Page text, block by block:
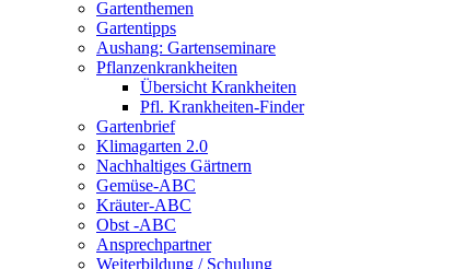
Gartenthemen
Gartentipps
Aushang: Gartenseminare
Pflanzenkrankheiten
Übersicht Krankheiten
Pfl. Krankheiten-Finder
Gartenbrief
Klimagarten 2.0
Nachhaltiges Gärtnern
Gemüse-ABC
Kräuter-ABC
Obst -ABC
Ansprechpartner
Weiterbildung / Schulung